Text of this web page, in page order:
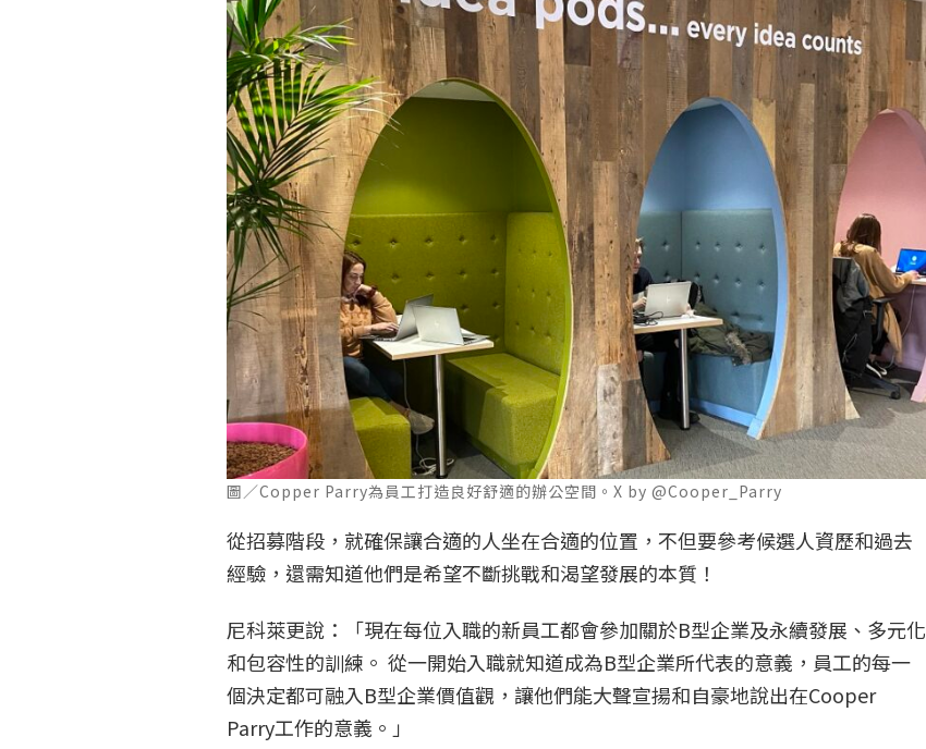
圖／Copper Parry為員工打造良好舒適的辦公空間。X by @Cooper_Parry
從招募階段，就確保讓合適的人坐在合適的位置，不但要參考候選人資歷和過去
經驗，還需知道他們是希望不斷挑戰和渴望發展的本質！
尼科萊更說：「現在每位入職的新員工都會參加關於B型企業及永續發展、多元化
和包容性的訓練。 從一開始入職就知道成為B型企業所代表的意義，員工的每一
個決定都可融入B型企業價值觀，讓他們能大聲宣揚和自豪地說出在Cooper
Parry工作的意義。」